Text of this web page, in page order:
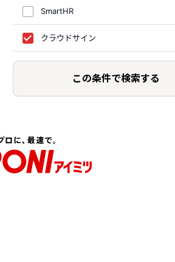
SmartHR
クラウドサイン
この条件で検索する